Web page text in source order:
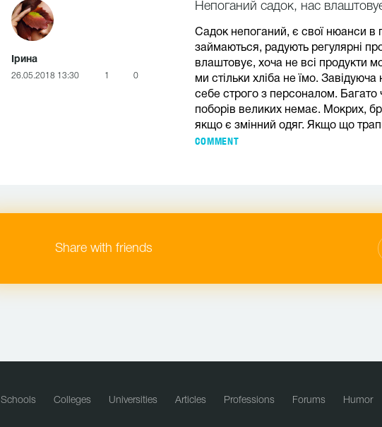
Ірина
26.05.2018 13:30 1 0
Непоганий садок, нас
Садок непоганий, є свої нюанси в
займаються, радують регулярні
влаштовує, хоча не всі продукти
ми стільки хліба не їмо.
себе строго з персоналом. Багато
поборів великих немає. Мокрих,
якщо є змінний одяг. Якщо що
COMMENT
Share with friends
Schools Colleges Universities Articles Professions Forums Humor